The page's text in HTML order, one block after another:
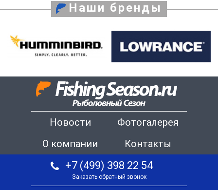
Наши бренды
Новости
Фотогалерея
О компании
Контакты
+7 (499) 398 22 54
Заказать обратный звонок